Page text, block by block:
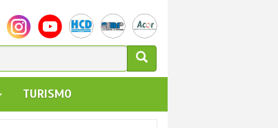
TURISMO